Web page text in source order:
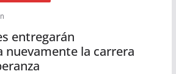
entregarán
nuevamente la carrera